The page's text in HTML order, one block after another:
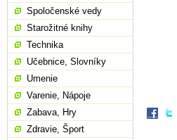
Spoločenské vedy
Starožitné knihy
Technika
Učebnice, Slovníky
Umenie
Varenie, Nápoje
Zabava, Hry
Zdravie, Šport